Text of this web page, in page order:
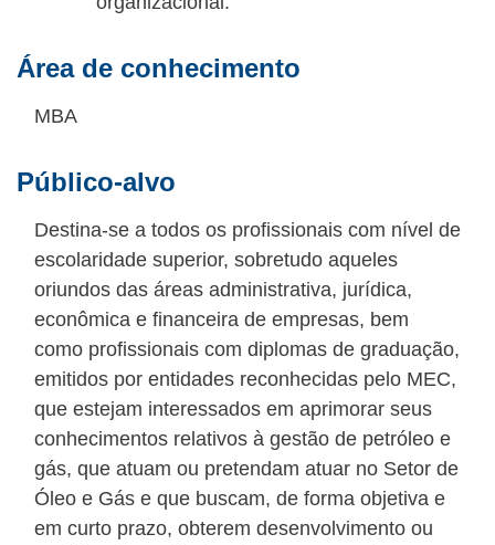
Área de conhecimento
MBA
Público-alvo
Destina-se a todos os profissionais com nível de
escolaridade superior, sobretudo aqueles
oriundos das áreas administrativa, jurídica,
econômica e financeira de empresas, bem
como profissionais com diplomas de graduação,
emitidos por entidades reconhecidas pelo MEC,
que estejam interessados em aprimorar seus
conhecimentos relativos à gestão de petróleo e
gás, que atuam ou pretendam atuar no Setor de
Óleo e Gás e que buscam, de forma objetiva e
em curto prazo, obterem desenvolvimento ou